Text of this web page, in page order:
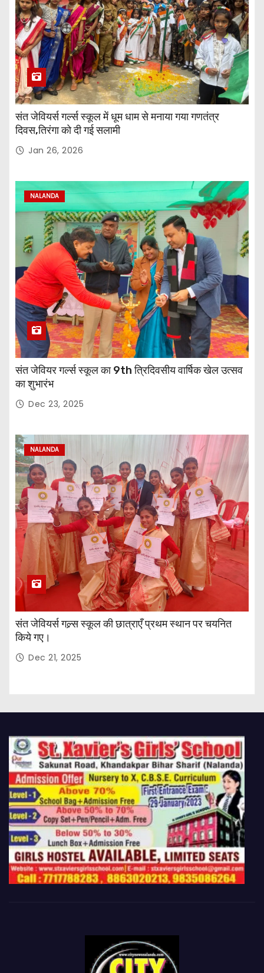
संत जेवियर्स गर्ल्स स्कूल में धूम धाम से मनाया गया गणतंत्र
दिवस,तिरंगा को दी गई सलामी
Jan 26, 2026
NALANDA
संत जेवियर गर्ल्स स्कूल का 9th त्रिदिवसीय वार्षिक खेल उत्सव
का शुभारंभ
Dec 23, 2025
NALANDA
संत जेवियर्स गल्र्स स्कूल की छात्र‌ाएँ प्रथम स्थान पर चयनित
किये गए।
Dec 21, 2025